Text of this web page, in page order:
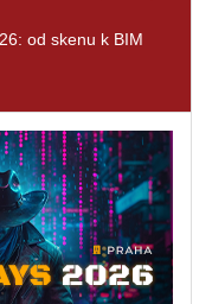
od skenu k BIM